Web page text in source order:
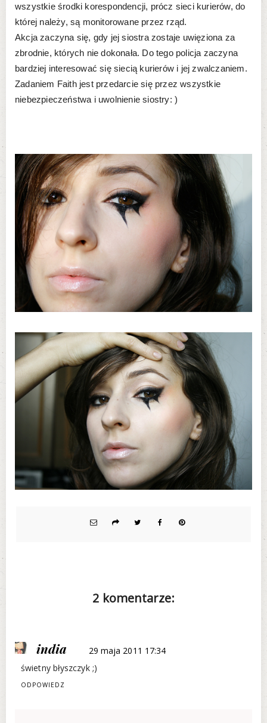
wszystkie środki korespondencji, prócz sieci kurierów, do
której należy, są monitorowane przez rząd.
Akcja zaczyna się, gdy jej siostra zostaje uwięziona za
zbrodnie, których nie dokonała. Do tego policja zaczyna
bardziej interesować się siecią kurierów i jej zwalczaniem.
Zadaniem Faith jest przedarcie się przez wszystkie
niebezpieczeństwa i uwolnienie siostry: )
2 komentarze:
india
29 maja 2011 17:34
świetny błyszczyk ;)
ODPOWIEDZ